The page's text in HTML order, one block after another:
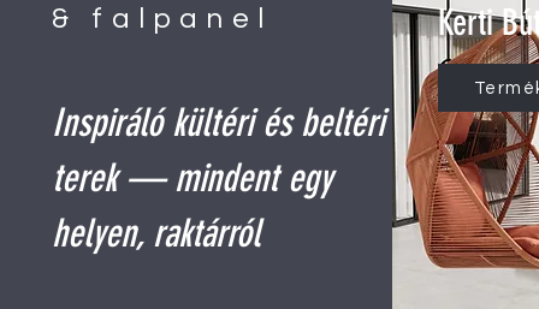
& falpanel
Inspiráló kültéri és beltéri
terek — mindent egy
helyen, raktárról
Kerti